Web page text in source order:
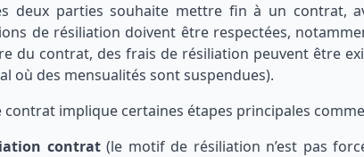
deux parties souhaite mettre fin à un contrat,
de résiliation doivent être respectées,
du contrat, des frais de résiliation peuvent être
où des mensualités sont suspendues).
implique certaines étapes principales
contrat(le motif de résiliation n’est pas